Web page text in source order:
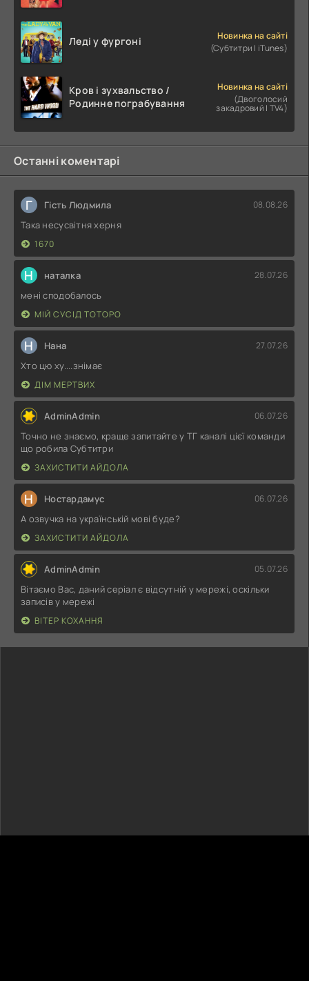
Леді у фургоні
Новинка на сайті
(Субтитри | iTunes)
Кров і зухвальство /
Родинне пограбування
Новинка на сайті
(Двоголосий
закадровий | TV4)
Останні коментарі
Г Гість Людмила 08.08.26
Така несусвітня херня
1670
Н наталка 28.07.26
мені сподобалось
МІЙ СУСІД ТОТОРО
Н Нана 27.07.26
Хто цю ху....знімає
ДІМ МЕРТВИХ
AdminAdmin 06.07.26
Точно не знаємо, краще запитайте у ТГ каналі цієї команди
що робила Субтитри
ЗАХИСТИТИ АЙДОЛА
Н Ностардамус 06.07.26
А озвучка на українській мові буде?
ЗАХИСТИТИ АЙДОЛА
AdminAdmin 05.07.26
Вітаємо Вас, даний серіал є відсутній у мережі, оскільки
записів у мережі
ВІТЕР КОХАННЯ